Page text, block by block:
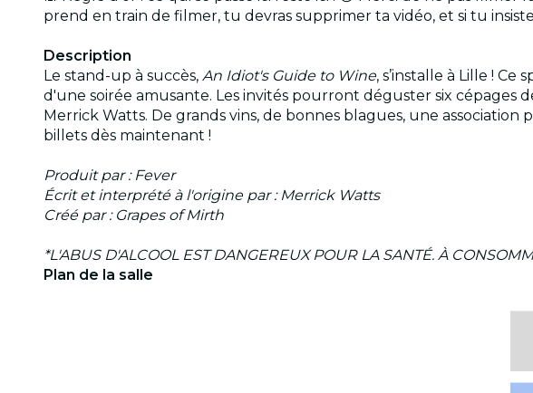
prend en train de filmer, tu devras supprimer ta vidéo, et si tu
Description
Le stand-up à succès, An Idiot's Guide to Wine, s’installe à Lille !
d'une soirée amusante. Les invités pourront déguster six
Merrick Watts. De grands vins, de bonnes blagues, une
billets dès maintenant !
Produit par : Fever
Écrit et interprété à l'origine par : Merrick Watts
Créé par : Grapes of Mirth
*L'ABUS D'ALCOOL EST DANGEREUX POUR LA SANTÉ. À
Plan de la salle